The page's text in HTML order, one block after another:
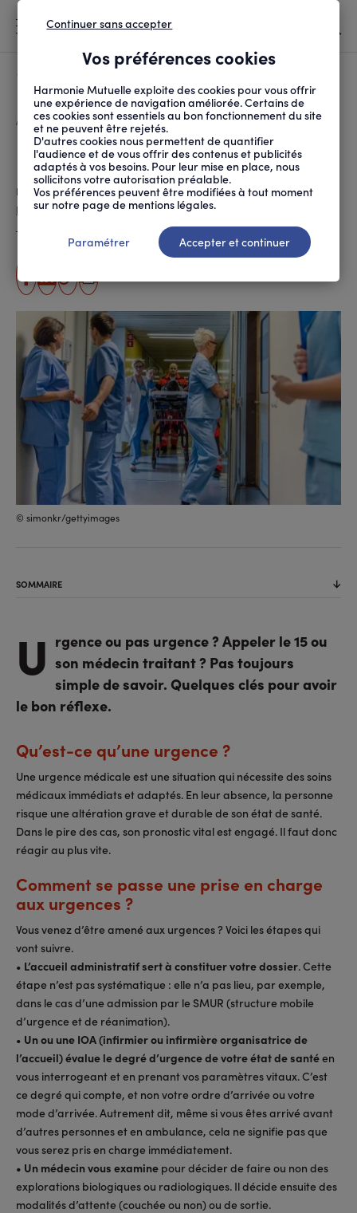
D'ARIANE
ACCUEIL SANTÉ ET SOINS ACCÈS AUX SOINS URGENCES, MODE D’EMPLOI
Urgences, mode d’emploi
Publié le07.05.2025
Damienne Gallion,Cécile Fratellini
Temps de lecture estimé 8 minute(s)
partager
sur
facebook
partager
sur
linkedin
Copier
l'URL
Imprimer
© simonkr/gettyimages
SOMMAIRE
U rgence ou pas urgence ? Appeler le 15 ou
son médecin traitant ? Pas toujours
simple de savoir. Quelques clés pour avoir
le bon réflexe.
Qu’est-ce qu’une urgence ?
Une urgence médicale est une situation qui nécessite des soins
médicaux immédiats et adaptés. En leur absence, la personne
risque une altération grave et durable de son état de santé.
Dans le pire des cas, son pronostic vital est engagé. Il faut donc
réagir au plus vite.
Comment se passe une prise en charge
aux urgences ?
Vous venez d’être amené aux urgences ? Voici les étapes qui
vont suivre.
• L’accueil administratif sert à constituer votre dossier. Cette
étape n’est pas systématique : elle n’a pas lieu, par exemple,
dans le cas d’une admission par le SMUR (structure mobile
d’urgence et de réanimation).
• Un ou une IOA (infirmier ou infirmière organisatrice de
l’accueil) évalue le degré d’urgence de votre état de santéen
vous interrogeant et en prenant vos paramètres vitaux. C’est
ce degré qui compte, et non votre ordre d’arrivée ou votre
mode d’arrivée. Autrement dit, même si vous êtes arrivé avant
d’autres personnes et en ambulance, cela ne signifie pas que
vous serez pris en charge immédiatement.
• Un médecin vous examine pour décider de faire ou non des
explorations biologiques ou radiologiques. Il décide ensuite des
modalités d’attente (couchée ou non) ou de sortie.
Vos préférences cookies
Harmonie Mutuelle exploite des cookies pour vous offrir
une expérience de navigation améliorée. Certains de
ces cookies sont essentiels au bon fonctionnement du site
et ne peuvent être rejetés.
D'autres cookies nous permettent de quantifier
l'audience et de vous offrir des contenus et publicités
adaptés à vos besoins. Pour leur mise en place, nous
sollicitons votre autorisation préalable.
Vos préférences peuvent être modifiées à tout moment
sur notre page de mentions légales.
Continuer sans accepter
Paramétrer Accepter et continuer